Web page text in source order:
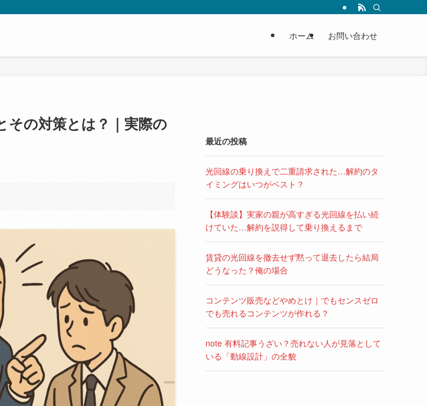
ホーム お問い合わせ
その対策とは？｜実際の
最近の投稿
光回線の乗り換えで二重請求された…解約のタ
イミングはいつがベスト？
【体験談】実家の親が高すぎる光回線を払い続
けていた…解約を説得して乗り換えるまで
賃貸の光回線を撤去せず黙って退去したら結局
どうなった？俺の場合
コンテンツ販売などやめとけ｜でもセンスゼロ
でも売れるコンテンツが作れる？
note 有料記事うざい？売れない人が見落として
いる「動線設計」の全貌